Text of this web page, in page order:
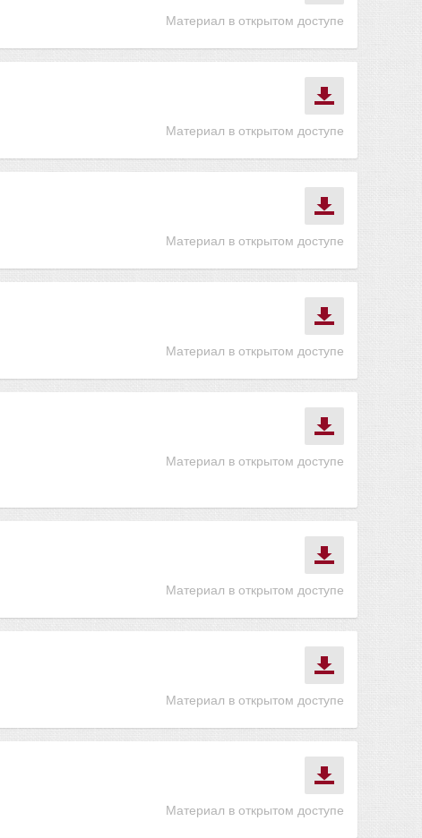
Материал в открытом доступе
Материал в открытом доступе
Материал в открытом доступе
Материал в открытом доступе
Материал в открытом доступе
Материал в открытом доступе
Материал в открытом доступе
Материал в открытом доступе